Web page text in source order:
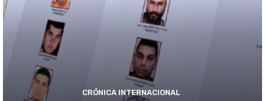
CRÓNICA INTERNACIONAL